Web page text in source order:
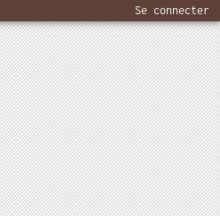
Se connecter